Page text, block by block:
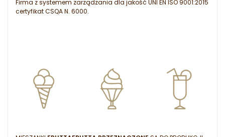
Firma z systemem zarządzania dla jakość UNI EN ISO 9001:2015
certyfikat CSQA N. 6000.